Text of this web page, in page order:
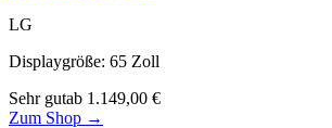
LG
Displaygröße: 65 Zoll
Sehr gutab 1.149,00 €
Zum Shop →